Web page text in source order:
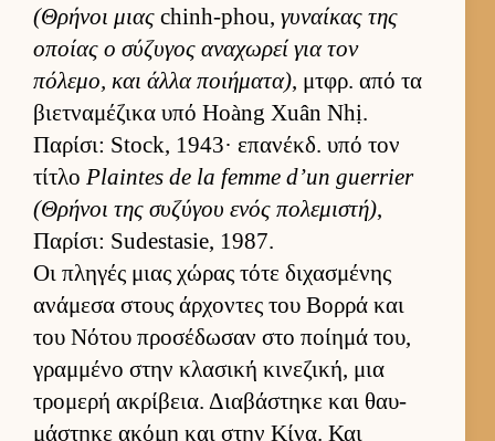
(Θρήνοι μιας chinh-phou, γυναί­κας της
οποίας ο σύζυγος αναχωρεί για τον
πόλεμο, και άλλα ποι­ήματα), μτ­φρ. από τα
βιετ­ναμέζικα υπό Hoàng Xuân Nhị.
Παρίσι: Stock, 1943· επανέκδ. υπό τον
τίτλο Plaintes de la femme d’un guerrier
(Θρήνοι της συζύγου ενός πολεμιστή),
Παρίσι: Sudestasie, 1987.
Οι πληγές μιας χώρας τότε διχασμένης
ανάμεσα στους άρ­χοντες του Βορρά και
του Νότου προσέδωσαν στο ποί­ημά του,
γραμ­μένο στην κλασική κινεζική, μια
τρομερή ακρίβεια. Δια­βάστηκε και θαυ­
μάστηκε ακόμη και στην Κίνα. Και